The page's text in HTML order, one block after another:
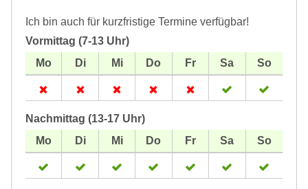
Ich bin auch für kurzfristige Termine verfügbar!
Vormittag (7-13 Uhr)
Nachmittag (13-17 Uhr)